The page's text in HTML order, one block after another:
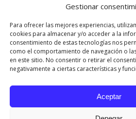
Gestionar
Para ofrecer las mejores experiencias,
cookies para almacenar y/o acceder a la
consentimiento de estas tecnologías nos
como el comportamiento de navegación o
en este sitio. No consentir o retirar el
negativamente a ciertas características y
Aceptar